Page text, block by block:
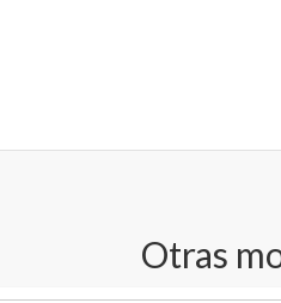
Otras